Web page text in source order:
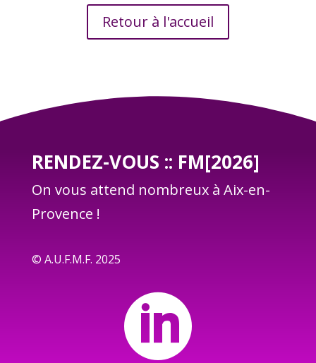
Retour à l'accueil
RENDEZ-VOUS :: FM[2026]
On vous attend nombreux à Aix-en-
Provence !
© A.U.F.M.F. 2025
